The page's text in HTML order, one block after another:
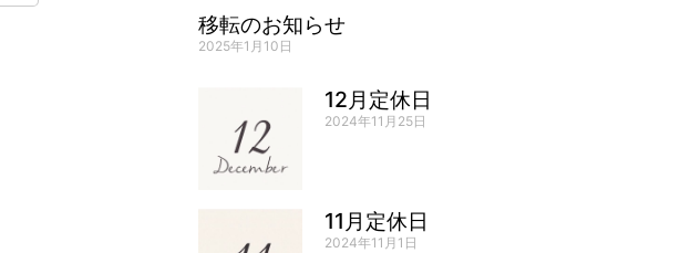
移転のお知らせ
2025年1月10日
12月定休日
2024年11月25日
11月定休日
2024年11月1日